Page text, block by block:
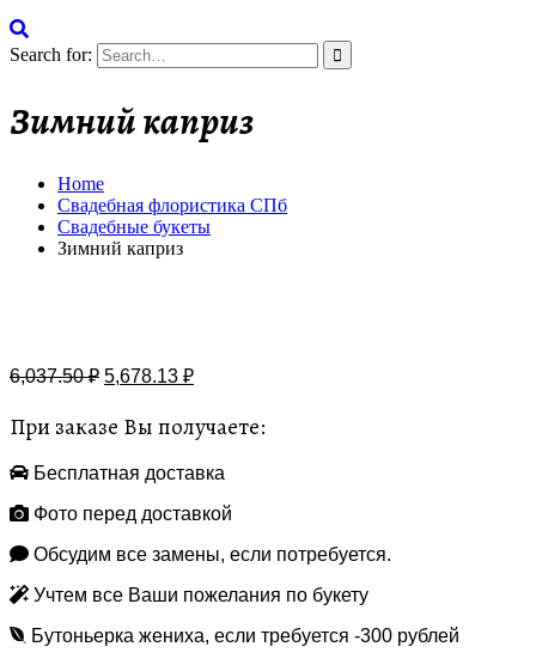
Search for:
Зимний каприз
Home
Свадебная флористика СПб
Свадебные букеты
Зимний каприз
6,037.50₽ 5,678.13 ₽
При заказе Вы получаете:
Бесплатная доставка
Фото перед доставкой
Обсудим все замены, если потребуется.
Учтем все Ваши пожелания по букету
Бутоньерка жениха, если требуется -300 рублей